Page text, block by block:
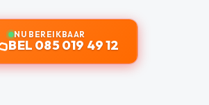
NU BEREIKBAAR
BEL 085 019 49 12